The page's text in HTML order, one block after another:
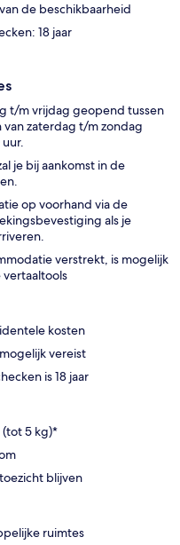
de beschikbaarheid
18 jaar
t/m vrijdag geopend tussen
zaterdag t/m zondag
je bij aankomst in de
op voorhand via de
als je
verstrekt, is mogelijk
kosten
vereist
is 18 jaar
(tot 5 kg)*
blijven
ruimtes